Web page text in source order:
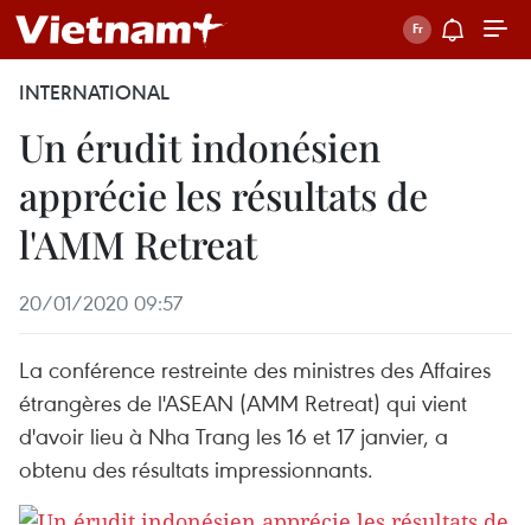
INTERNATIONAL
Un érudit indonésien
apprécie les résultats de
l'AMM Retreat
20/01/2020 09:57
La conférence restreinte des ministres des Affaires
étrangères de l'ASEAN (AMM Retreat) qui vient
d'avoir lieu à Nha Trang les 16 et 17 janvier, a
obtenu des résultats impressionnants.